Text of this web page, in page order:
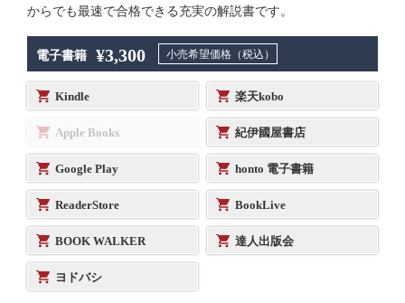
からでも最速で合格できる充実の解説書です。
電子書籍 ¥3,300 小売希望価格（税込）
Kindle 楽天kobo
Apple Books 紀伊國屋書店
Google Play honto 電子書籍
ReaderStore BookLive
BOOK WALKER 達人出版会
ヨドバシ